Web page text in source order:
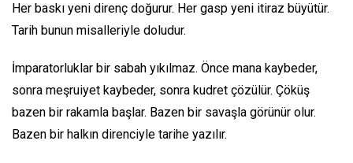
Her baskı yeni direnç doğurur. Her gasp yeni itiraz büyütür.
Tarih bunun misalleriyle doludur.
İmparatorluklar bir sabah yıkılmaz. Önce mana kaybeder,
sonra meşruiyet kaybeder, sonra kudret çözülür. Çöküş
bazen bir rakamla başlar. Bazen bir savaşla görünür olur.
Bazen bir halkın direnciyle tarihe yazılır.